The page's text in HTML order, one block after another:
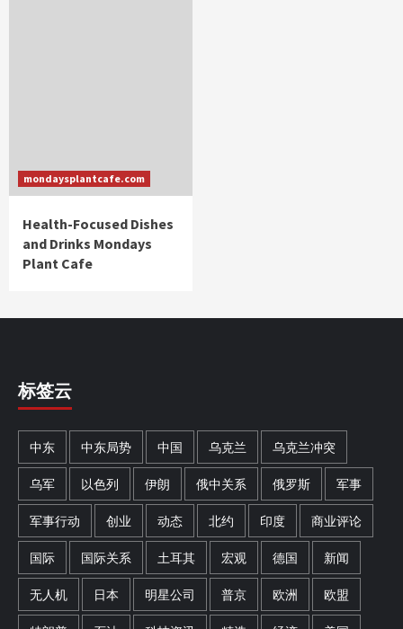
mondaysplantcafe.com
Health-Focused Dishes
and Drinks Mondays
Plant Cafe
标签云
中东 中东局势 中国 乌克兰 乌克兰冲突
乌军 以色列 伊朗 俄中关系 俄罗斯 军事
军事行动 创业 动态 北约 印度 商业评论
国际 国际关系 土耳其 宏观 德国 新闻
无人机 日本 明星公司 普京 欧洲 欧盟